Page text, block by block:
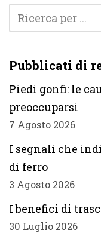
Pubblicati di
Piedi gonfi: le
preoccuparsi
7 Agosto 2026
I segnali che
di ferro
3 Agosto 2026
I benefici di
30 Luglio 2026